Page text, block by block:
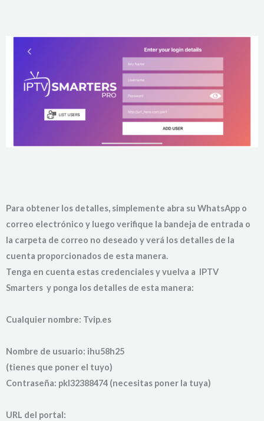
Para obtener los detalles, simplemente abra su WhatsApp o
correo electrónico y luego verifique la bandeja de entrada o
la carpeta de correo no deseado y verá los detalles de la
cuenta proporcionados de esta manera.
Tenga en cuenta estas credenciales y vuelva a IPTV
Smarters y ponga los detalles de esta manera:
Cualquier nombre: Tvip.es
Nombre de usuario: ihu58h25
(tienes que poner el tuyo)
Contraseña: pkl32388474 (necesitas poner la tuya)
URL del portal: